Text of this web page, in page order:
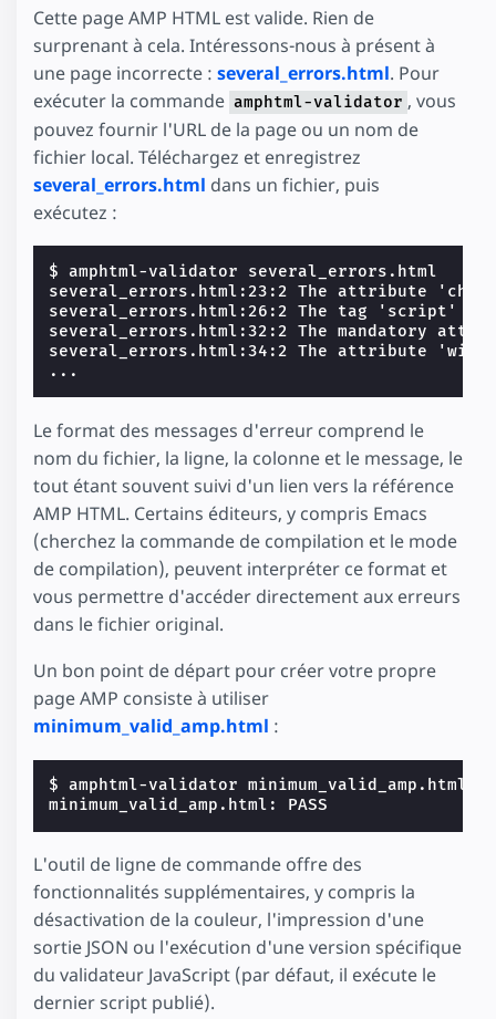
Cette page AMP HTML est valide. Rien de
surprenant à cela. Intéressons-nous à présent à
une page incorrecte : several_errors.html. Pour
exécuter la commande amphtml-validator , vous
pouvez fournir l'URL de la page ou un nom de
fichier local. Téléchargez et enregistrez
several_errors.html dans un fichier, puis
exécutez :
$
several_errors.html:23:2 The attribute
several_errors.html:26:2 The tag 'script' is
several_errors.html:32:2 The mandatory
several_errors.html:34:2 The attribute
...
Le format des messages d'erreur comprend le
nom du fichier, la ligne, la colonne et le message, le
tout étant souvent suivi d'un lien vers la référence
AMP HTML. Certains éditeurs, y compris Emacs
(cherchez la commande de compilation et le mode
de compilation), peuvent interpréter ce format et
vous permettre d'accéder directement aux erreurs
dans le fichier original.
Un bon point de départ pour créer votre propre
page AMP consiste à utiliser
minimum_valid_amp.html :
$
minimum_valid_amp.html: PASS
L'outil de ligne de commande offre des
fonctionnalités supplémentaires, y compris la
désactivation de la couleur, l'impression d'une
sortie JSON ou l'exécution d'une version spécifique
du validateur JavaScript (par défaut, il exécute le
dernier script publié).